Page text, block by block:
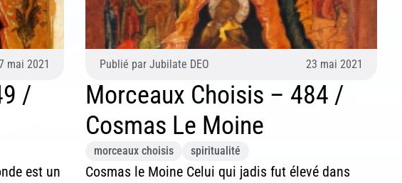
mai 2021
/
est un
Publié parJubilate DEO 23 mai 2021
Morceaux Choisis – 484 /
Cosmas Le Moine
morceaux choisis spiritualité
Cosmas le Moine Celui qui jadis fut élevé dans